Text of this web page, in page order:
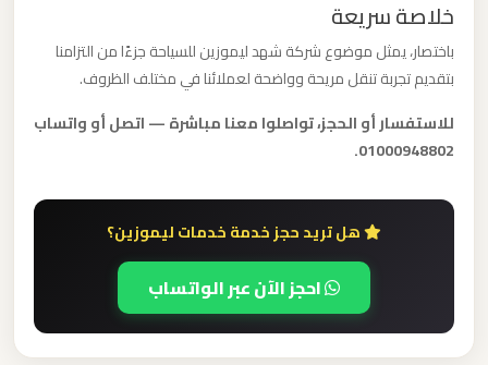
خلاصة سريعة
باختصار، يمثل موضوع شركة شهد ليموزين للسياحة جزءًا من التزامنا
بتقديم تجربة تنقل مريحة وواضحة لعملائنا في مختلف الظروف.
للاستفسار أو الحجز، تواصلوا معنا مباشرة — اتصل أو واتساب
01000948802.
هل تريد حجز خدمة خدمات ليموزين؟
احجز الآن عبر الواتساب
ليموزين
مطار
الغردقة
مطار
ليموزين